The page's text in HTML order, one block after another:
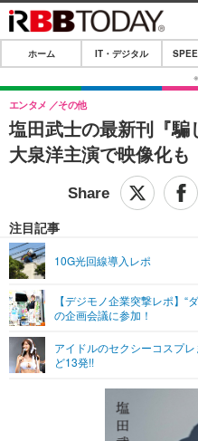
ホーム
IT・デジタル
IT・デジタルTOP
ショッピング
SPEED TEST
エンタメTOP
グラビア
ショッピング
ライフTOP
その他
リリース一覧
プッシュ通知の停止方法
ホーム IT・デジタル
塩田武士の最新刊『騙
大泉洋主演で映像化も
エンタメ その他
注目記事
10G光回線導入レポ
【デジモノ企業突撃レポ】“
の企画会議に参加！
アイドルのセクシーコスプ
ど13発!!